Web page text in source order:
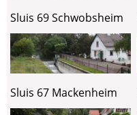
Sluis 69 Schwobsheim
Sluis 67 Mackenheim